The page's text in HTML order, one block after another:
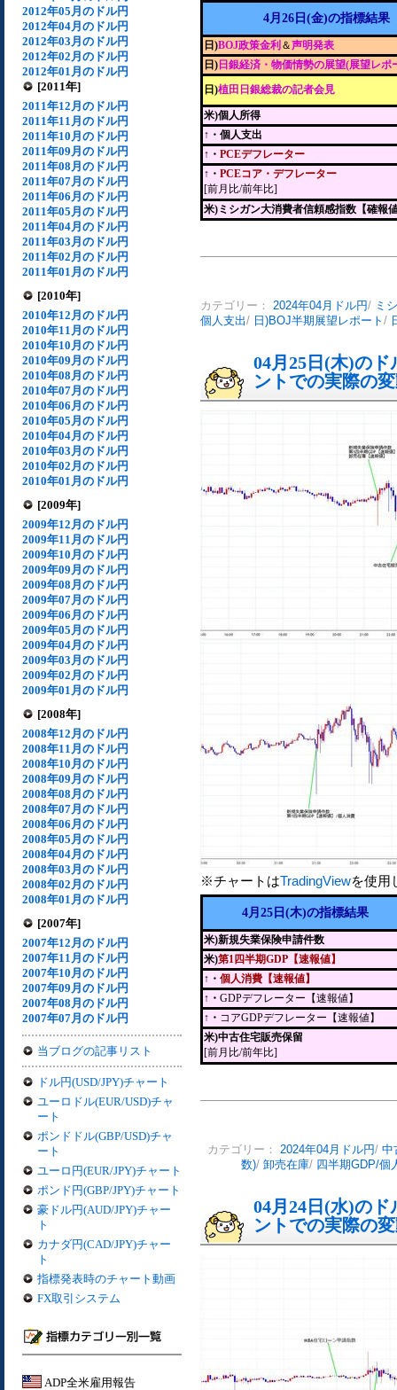
2012年05月のドル円
2012年04月のドル円
2012年03月のドル円
2012年02月のドル円
2012年01月のドル円
[2011年]
2011年12月のドル円
2011年11月のドル円
2011年10月のドル円
2011年09月のドル円
2011年08月のドル円
2011年07月のドル円
2011年06月のドル円
2011年05月のドル円
2011年04月のドル円
2011年03月のドル円
2011年02月のドル円
2011年01月のドル円
[2010年]
2010年12月のドル円
2010年11月のドル円
2010年10月のドル円
2010年09月のドル円
2010年08月のドル円
2010年07月のドル円
2010年06月のドル円
2010年05月のドル円
2010年04月のドル円
2010年03月のドル円
2010年02月のドル円
2010年01月のドル円
[2009年]
2009年12月のドル円
2009年11月のドル円
2009年10月のドル円
2009年09月のドル円
2009年08月のドル円
2009年07月のドル円
2009年06月のドル円
2009年05月のドル円
2009年04月のドル円
2009年03月のドル円
2009年02月のドル円
2009年01月のドル円
[2008年]
2008年12月のドル円
2008年11月のドル円
2008年10月のドル円
2008年09月のドル円
2008年08月のドル円
2008年07月のドル円
2008年06月のドル円
2008年05月のドル円
2008年04月のドル円
2008年03月のドル円
2008年02月のドル円
2008年01月のドル円
[2007年]
2007年12月のドル円
2007年11月のドル円
2007年10月のドル円
2007年09月のドル円
2007年08月のドル円
2007年07月のドル円
当ブログの記事リスト
ドル円(USD/JPY)チャート
ユーロドル(EUR/USD)チャ
ート
ポンドドル(GBP/USD)チャ
ート
ユーロ円(EUR/JPY)チャート
ポンド円(GBP/JPY)チャート
豪ドル円(AUD/JPY)チャー
ト
カナダ円(CAD/JPY)チャー
ト
指標発表時のチャート動画
FX取引システム
ADP全米雇用報告
4月26日(金)の指標結果
日)BOJ政策金利 ＆声明発表
日) 日銀経済・物価情勢の展望(展望レポ
日)植田日銀総裁の記者会見
米)個人所得
↑・個人支出
↑・ PCEデフレーター
↑・ PCEコア・デフレーター
[前月比/前年比]
米)ミシガン大消費者信頼感指数【確報
カテゴリー： 2024年04月ドル円/ ミ
個人支出/ 日)BOJ半期展望レポート /
04月25日(木)の
ントでの実際の
※チャートはTradingViewを使用
4月25日(木)の指標結果
米)新規失業保険申請件数
米)第1四半期GDP【速報値】
↑・ 個人消費【速報値】
↑・ GDPデフレーター【速報値】
↑・ コアGDPデフレーター【速報値】
米)中古住宅販売保留
[前月比/前年比]
カテゴリー： 2024年04月ドル円/ 中
数)/ 卸売在庫/ 四半期GDP/個
04月24日(水)の
ントでの実際の